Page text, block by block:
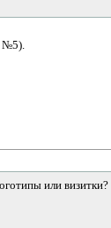
№5).
или визитки?